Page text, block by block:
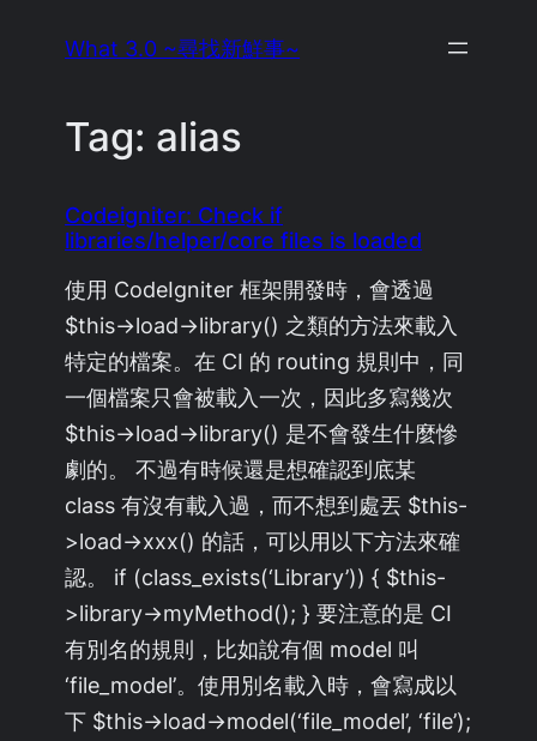
What 3.0 ~尋找新鮮事~
Tag: alias
Codeigniter: Check if
libraries/helper/core files is loaded
使用 CodeIgniter 框架開發時，會透過
$this->load->library() 之類的方法來載入
特定的檔案。在 CI 的 routing 規則中，同
一個檔案只會被載入一次，因此多寫幾次
$this->load->library() 是不會發生什麼慘
劇的。 不過有時候還是想確認到底某
class 有沒有載入過，而不想到處丟 $this-
>load->xxx() 的話，可以用以下方法來確
認。 if (class_exists(‘Library’)) { $this-
>library->myMethod(); } 要注意的是 CI
有別名的規則，比如說有個 model 叫
‘file_model’。使用別名載入時，會寫成以
下 $this->load->model(‘file_model’, ‘file’);